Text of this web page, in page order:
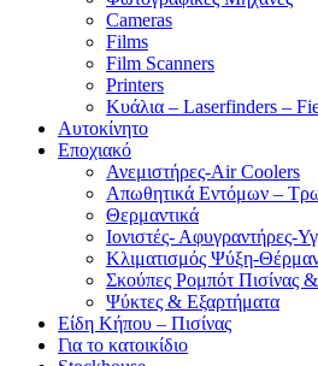
Cameras
Films
Film Scanners
Printers
Κυάλια – Laserfinders –
Αυτοκίνητο
Εποχιακό
Ανεμιστήρες-Air Coolers
Απωθητικά Εντόμων –
Θερμαντικά
Ιονιστές- Αφυγραντήρες-
Κλιματισμός Ψύξη-
Σκούπες Ρομπότ Πισίνας
Ψύκτες & Εξαρτήματα
Είδη Κήπου – Πισίνας
Για το κατοικίδιο